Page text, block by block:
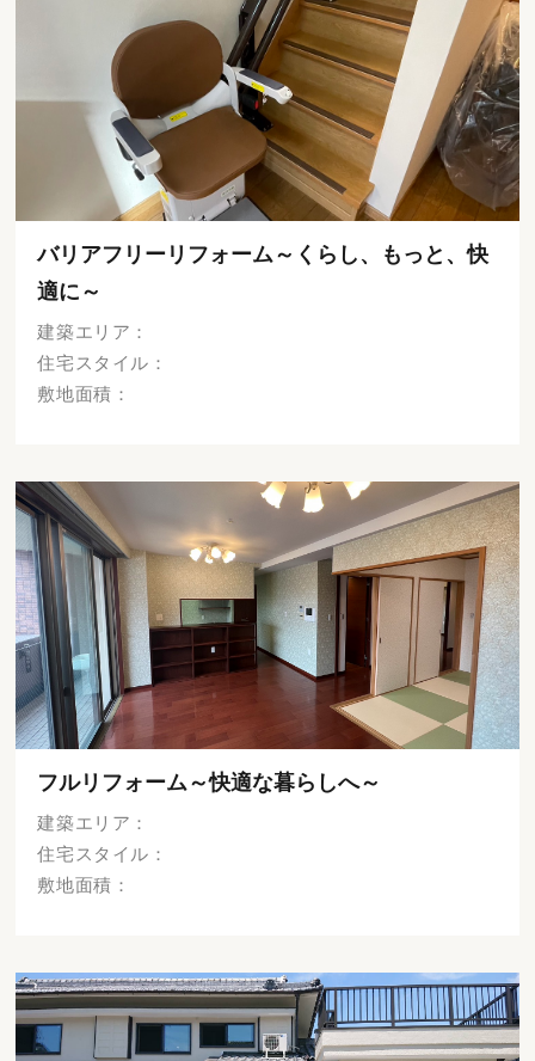
バリアフリーリフォーム～くらし、もっと、快
適に～
建築エリア：
住宅スタイル：
敷地面積：
フルリフォーム～快適な暮らしへ～
建築エリア：
住宅スタイル：
敷地面積：